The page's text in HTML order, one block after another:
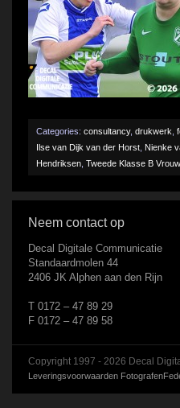
Categories: consultancy, drukwerk
Ilse van Dijk van der Horst Nienke
Hendriksen Tweede Klasse B
Neem contact op
Decal Digitale Communicatie
Standaardmolen 44
2406 JK Alphen aan den Rijn
T 0172 – 47 89 29
F 0172 – 47 89 58
Copyright 1997 - 2026 Decal
Leveringsvoorwaarden